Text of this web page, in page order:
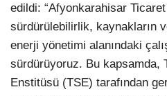
edildi: “Afyonkarahisar
sürdürülebilirlik, kaynakların
enerji yönetimi alanındaki
sürdürüyoruz. Bu kapsamda,
Enstitüsü (TSE) tarafından